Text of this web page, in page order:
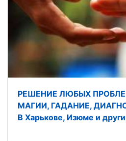
РЕШЕНИЕ ЛЮБЫХ
МАГИИ, ГАДАНИЕ,
В Харькове, Изюме и